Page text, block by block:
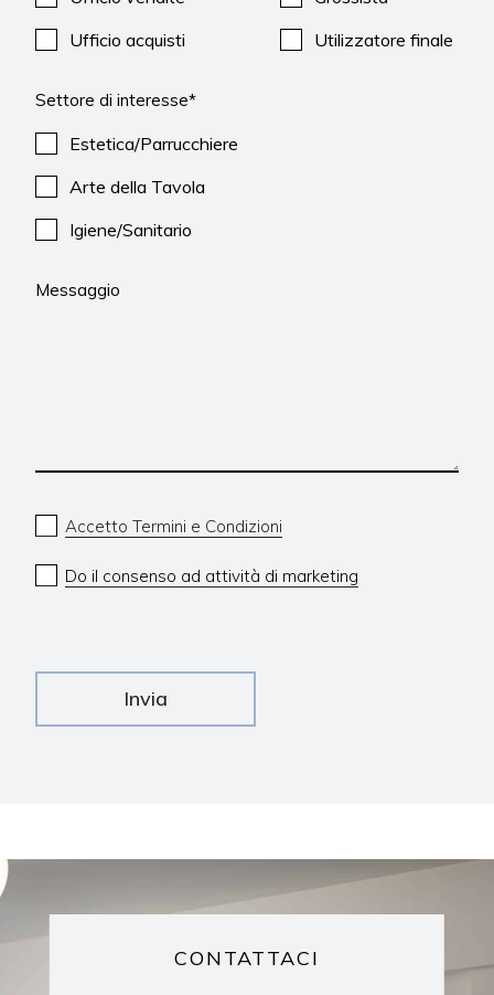
Ufficio acquisti
Utilizzatore finale
Settore di interesse*
Estetica/Parrucchiere
Arte della Tavola
Igiene/Sanitario
Messaggio
Accetto Termini e Condizioni
Do il consenso ad attività di marketing
Invia
CONTATTACI